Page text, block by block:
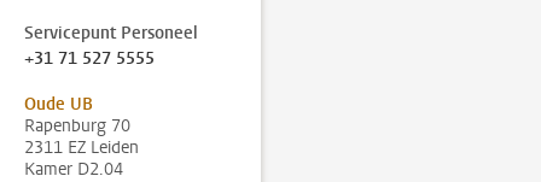
Servicepunt Personeel
+31 71 527 5555
Oude UB
Rapenburg 70
2311 EZ Leiden
Kamer D2.04